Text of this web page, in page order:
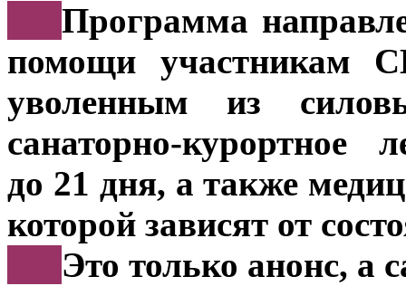
Программа
помощи участникам
уволенным из
санаторно-курортное
до 21 дня, а также
которой зависят от
Это только анонс, а